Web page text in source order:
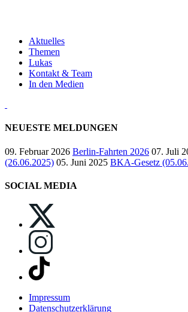
Aktuelles
Themen
Lukas
Kontakt & Team
In den Medien
NEUESTE MELDUNGEN
09. Februar 2026 Berlin-Fahrten 2026 07. Juli
(26.06.2025) 05. Juni 2025 BKA-Gesetz
SOCIAL MEDIA
Impressum
Datenschutzerklärung